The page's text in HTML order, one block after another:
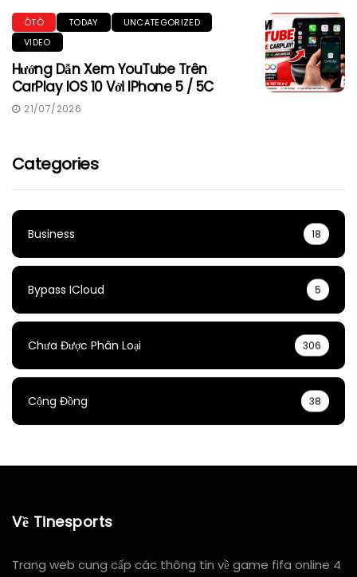
ÔTÔ TODAY
UNCATEGORIZED
VIDEO
Hướng Dẫn Xem YouTube Trên
CarPlay IOS 10 Với IPhone 5 / 5C
21/07/2026
Categories
Business 18
Bypass ICloud 5
Chưa Được Phân Loại 306
Cộng Đồng 38
Về Tinesports
Trang web cung cấp các thông tin về game fifa online 4